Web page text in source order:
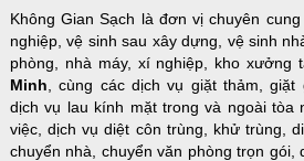
Không Gian Sạch là đơn vị chuyên
nghiệp, vệ sinh sau xây dựng, vệ sinh
phòng, nhà máy, xí nghiệp, kho xưởng
Minh , cùng các dịch vụ giặt thảm, giặt
dịch vụ lau kính mặt trong và ngoài tòa
việc, dịch vụ diệt côn trùng, khử trùng,
chuyển nhà, chuyển văn phòng trọn gói,